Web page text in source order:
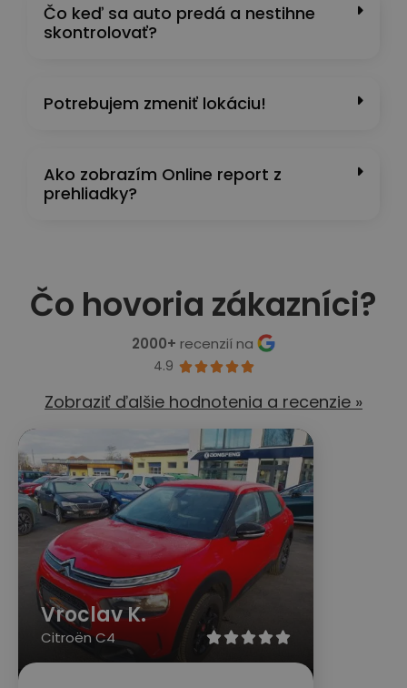
Čo keď sa auto predá a nestihne
skontrolovať?
Potrebujem zmeniť lokáciu!
Ako zobrazím Online report z
prehliadky?
Čo hovoria zákazníci?
2000+ recenzií na
4.9 
Zobraziť ďalšie hodnotenia a recenzie »

Vroclav K.
Citroën C4